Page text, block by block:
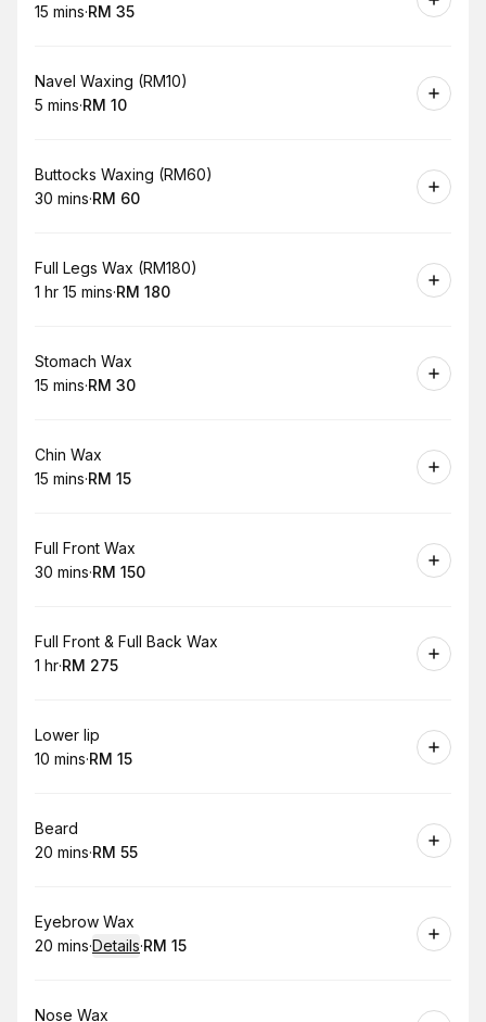
.Duration :
15 mins·
.Price
RM 35
Book
Navel Waxing (RM10)
. Duration:
5 mins·
.Price
RM 10
Book
Buttocks Waxing (RM60)
.Duration
30 mins·
.Price
RM 60
Book
Full Legs Wax (RM180)
. Duration :
1 hr 15 mins·
.Price:
RM 180
Book
Stomach Wax
.Duration :
15 mins·
.Price
RM 30
Book
Chin Wax
.Duration
15 mins·
.Price
RM 15
Book
Full Front Wax
.Duration
30 mins·
.Price:
RM 150
Book
Full Front & Full Back Wax
. Duration:
1 hr·
.Price:
RM 275
Book
Lower lip
.Duration
10 mins·
.Price
RM 15
Book
Beard
.Duration
20 mins·
.Price
RM 55
Book
Eyebrow Wax
.Duration:
20 mins·Details·
.Price
RM 15
Book
Nose Wax